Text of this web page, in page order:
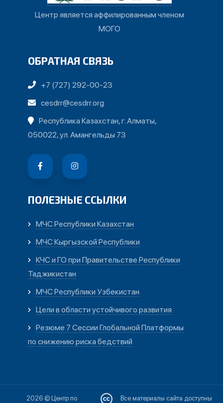
Центр является аффилированным членом
МОГО
ОБРАТНАЯ СВЯЗЬ
+7 (727) 292-00-23
cesdrr@cesdrr.org
Республика Казахстан, г. Алматы,
050022, ул. Амангельды 73
ПОЛЕЗНЫЕ ССЫЛКИ
МЧС Республики Казахстан
МЧС Кыргызской Республики
КЧС и ГО при Правительстве Республики
Таджикистан
МЧС Республики Узбекистан
Цели в области устойчивого развития
Резюме 7 Сессии Глобальной Платформы
по снижению риска бедствий
2026 © Центр по Все материалы сайта доступны